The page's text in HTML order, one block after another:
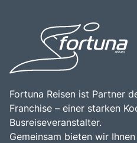
Fortuna Reisen ist Partner
Franchise – einer starken
Busreiseveranstalter.
Gemeinsam bieten wir